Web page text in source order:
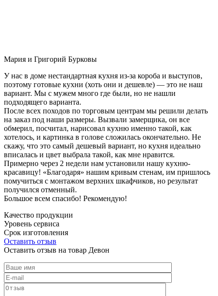
Мария и Григорий Бурковы
У нас в доме нестандартная кухня из-за короба и выступов,
поэтому готовые кухни (хоть они и дешевле) — это не наш
вариант. Мы с мужем много где были, но не нашли
подходящего варианта.
После всех походов по торговым центрам мы решили делать
на заказ под наши размеры. Вызвали замерщика, он все
обмерил, посчитал, нарисовал кухню именно такой, как
хотелось, и картинка в голове сложилась окончательно. Не
скажу, что это самый дешевый вариант, но кухня идеально
вписалась и цвет выбрала такой, как мне нравится.
Примерно через 2 недели нам установили нашу кухню-
красавицу! «Благодаря» нашим кривым стенам, им пришлось
помучиться с монтажом верхних шкафчиков, но результат
получился отменный.
Большое всем спасибо! Рекомендую!
Качество продукции
Уровень сервиса
Срок изготовления
Оставить отзыв
Оставить отзыв на товар Девон